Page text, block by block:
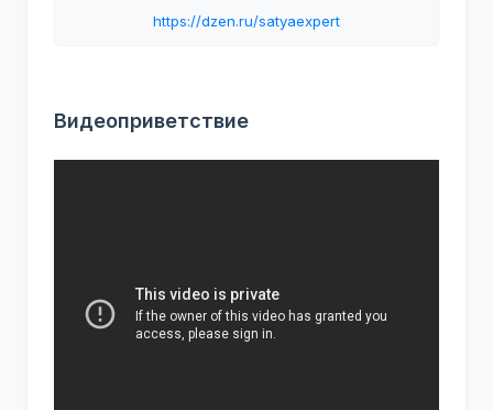
https://dzen.ru/satyaexpert
Видеоприветствие